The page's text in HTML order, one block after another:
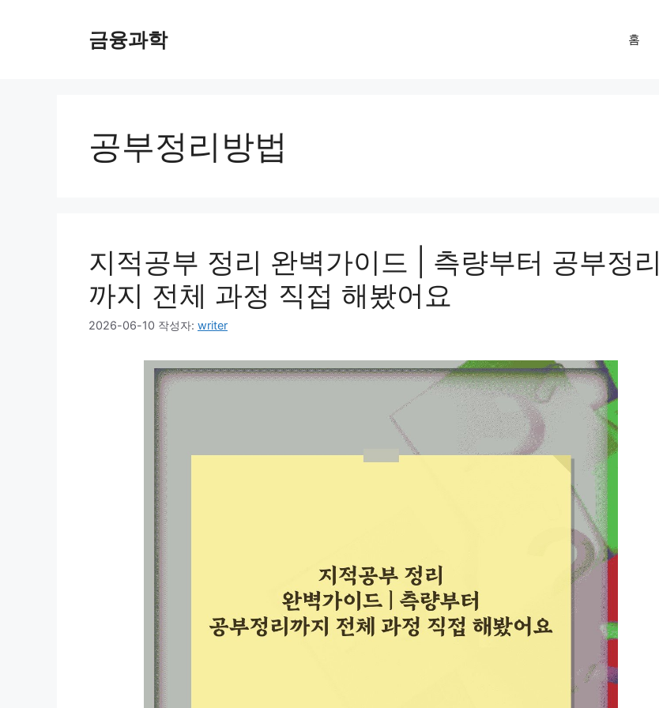
금융과학 홈
공부정리방법
지적공부 정리 완벽가이드 | 측량부터 공부정리
까지 전체 과정 직접 해봤어요
2026-06-10 작성자: writer